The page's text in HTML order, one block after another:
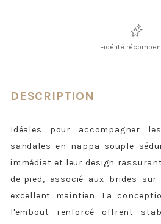
Fidélité
DESCRIPTION
Idéales pour accompagner
sandales en nappa souple
immédiat et leur design
de-pied, associé aux brides
excellent maintien. La
l'embout renforcé offrent